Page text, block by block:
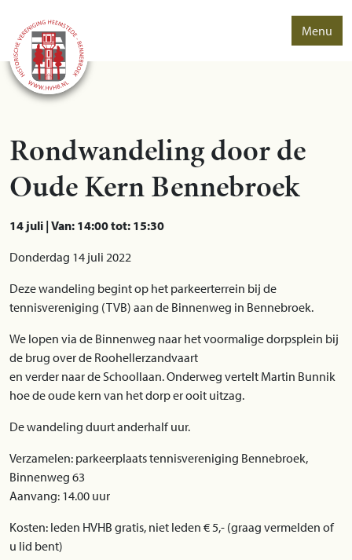
Menu
Rondwandeling door de
Oude Kern Bennebroek
14 juli | Van: 14:00 tot: 15:30
Donderdag 14 juli 2022
Deze wandeling begint op het parkeerterrein bij de
tennisvereniging (TVB) aan de Binnenweg in Bennebroek.
We lopen via de Binnenweg naar het voormalige dorpsplein bij
de brug over de Roohellerzandvaart
en verder naar de Schoollaan. Onderweg vertelt Martin Bunnik
hoe de oude kern van het dorp er ooit uitzag.
De wandeling duurt anderhalf uur.
Verzamelen: parkeerplaats tennisvereniging Bennebroek,
Binnenweg 63
Aanvang: 14.00 uur
Kosten: leden HVHB gratis, niet leden € 5,- (graag vermelden of
u lid bent)